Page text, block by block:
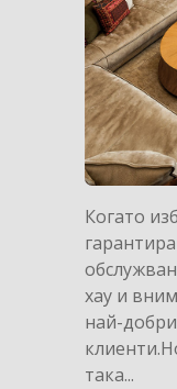
Когато
хау и
най-
така...